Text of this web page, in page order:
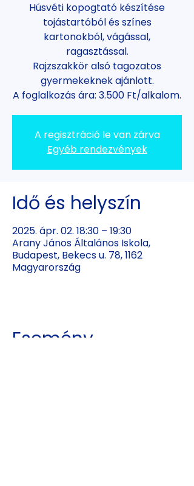
Húsvéti kopogtató készítése
tojástartóból és színes
kartonokból, vágással,
ragasztással.
Rajzszakkör alsó tagozatos
gyermekeknek ajánlott.
A foglalkozás ára: 3.500 Ft/alkalom.
A regisztráció le van zárva
Egyéb rendezvények
Idő és helyszín
2025. ápr. 02. 18:30 – 19:30
Arany János Általános Iskola,
Budapest, Bekecs u. 78, 1162
Magyarország
Esemény